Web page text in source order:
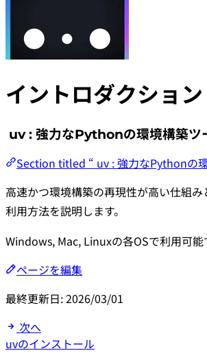
イントロダクション
uv : 強力なPythonの環境構築ツ
Section titled “ uv : 強力なPythonの
高速かつ環境構築の再現性が高い仕組
利用方法を説明します。
Windows, Mac, Linuxの各OSで利用可能
ページを編集
最終更新日:2026/03/01
次へ
uvのインストール